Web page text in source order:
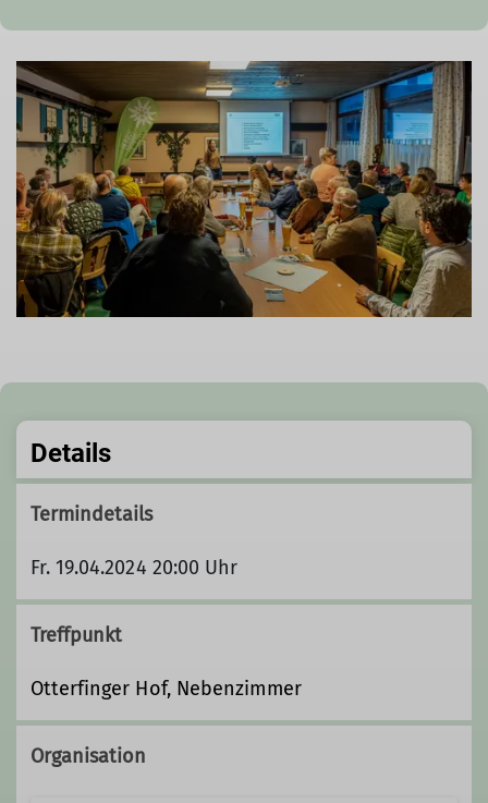
Details
Termindetails
Fr. 19.04.2024 20:00 Uhr
Treffpunkt
Otterfinger Hof, Nebenzimmer
Organisation